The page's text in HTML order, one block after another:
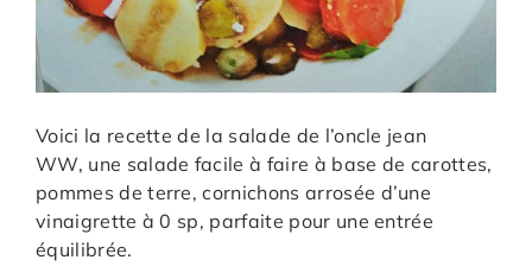
Voici la recette de la salade de l’oncle jean
WW, une salade facile à faire à base de carottes,
pommes de terre, cornichons arrosée d’une
vinaigrette à 0 sp, parfaite pour une entrée
équilibrée.